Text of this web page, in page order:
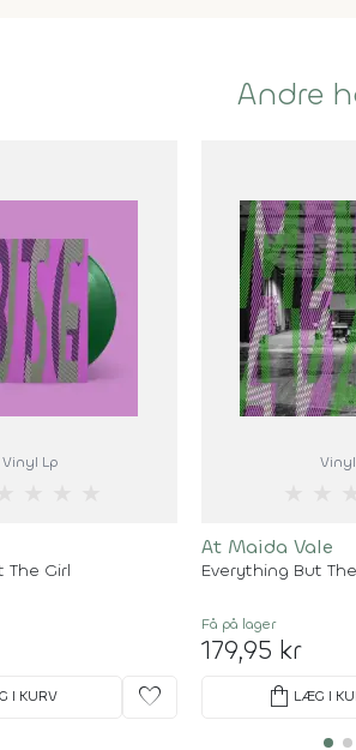
Andre
Vinyl Lp
The Girl
I KURV favorite
At Maida Vale
Everything But
Få på lager
179,95 kr
shopping_bag LÆG I